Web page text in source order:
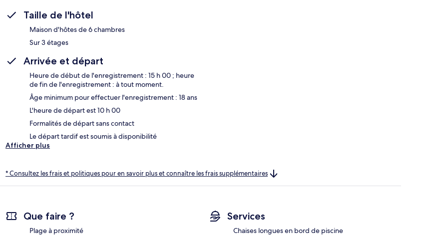
Taille de l'hôtel
Maison d'hôtes de 6 chambres
Sur 3 étages
Arrivée et départ
Heure de début de l'enregistrement : 15 h 00 ; heure
de fin de l'enregistrement : à tout moment.
Âge minimum pour effectuer l'enregistrement : 18 ans
L'heure de départ est 10 h 00
Formalités de départ sans contact
Le départ tardif est soumis à disponibilité
Afficher plus
* Consultez les frais et politiques pour en savoir plus et connaître les frais supplémentaires
Que faire ?
Plage à proximité
Services
Chaises longues en bord de piscine